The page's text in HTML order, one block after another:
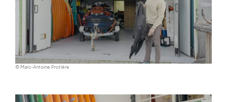
© Marc-Antoine Protière